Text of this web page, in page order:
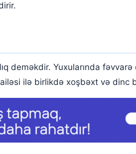
deməkdir. Yuxularında
ilə birlikdə xoşbəxt və dinc